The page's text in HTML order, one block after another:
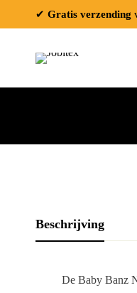
✔ Gratis verzending
Beschrijving
De Baby Banz